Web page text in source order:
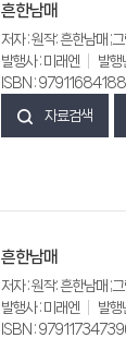
흔한남매
저자 : 원작: 흔한남매 ;
발행사 : 미래엔
발행
ISBN :
자료검색
흔한남매
저자 : 원작: 흔한남매 ;
발행사 : 미래엔
발행
ISBN :